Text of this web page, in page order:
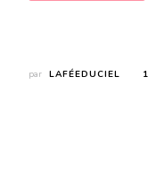
par LAFÉEDUCIEL